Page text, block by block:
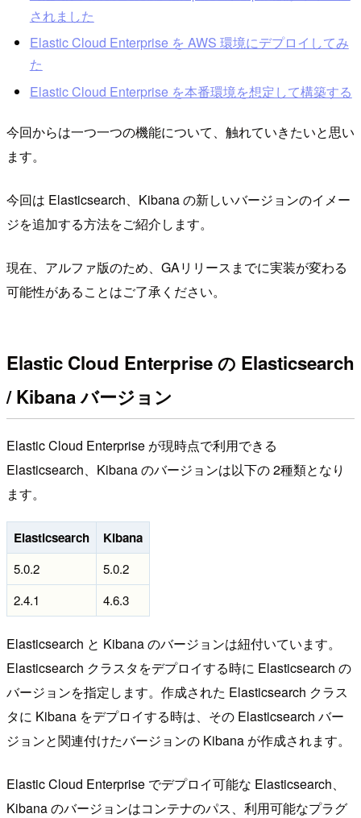
されました
Elastic Cloud Enterprise を AWS 環境にデプロイしてみ
た
Elastic Cloud Enterprise を本番環境を想定して構築する
今回からは一つ一つの機能について、触れていきたいと思い
ます。
今回は Elasticsearch、Kibana の新しいバージョンのイメー
ジを追加する方法をご紹介します。
現在、アルファ版のため、GAリリースまでに実装が変わる
可能性があることはご了承ください。
Elastic Cloud Enterprise の Elasticsearch
/ Kibana バージョン
Elastic Cloud Enterprise が現時点で利用できる
Elasticsearch、Kibana のバージョンは以下の 2種類となり
ます。
Elasticsearch Kibana
5.0.2
5.0.2
2.4.1
4.6.3
Elasticsearch と Kibana のバージョンは紐付いています。
Elasticsearch クラスタをデプロイする時に Elasticsearch の
バージョンを指定します。作成された Elasticsearch クラス
タに Kibana をデプロイする時は、その Elasticsearch バー
ジョンと関連付けたバージョンの Kibana が作成されます。
Elastic Cloud Enterprise でデプロイ可能な Elasticsearch、
Kibana のバージョンはコンテナのパス、利用可能なプラグ